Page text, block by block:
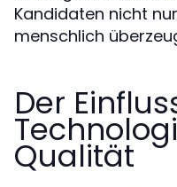
Kandidaten nicht
menschlich
Der
Qualität